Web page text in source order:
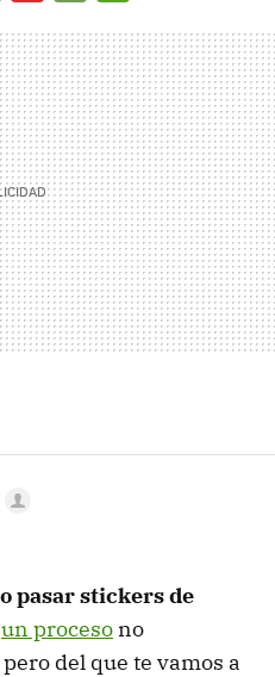
MAIL
pasar stickers de
un proceso no
del que te vamos a